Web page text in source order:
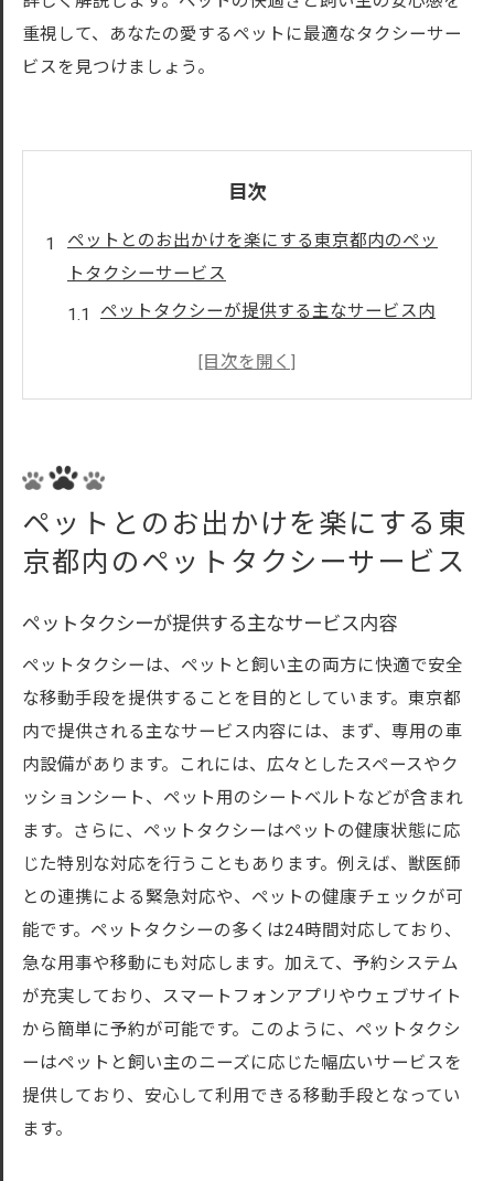
重視して、あなたの愛するペットに最適なタクシーサー
ビスを見つけましょう。
目次
ペットとのお出かけを楽にする東京都内のペッ
トタクシーサービス
ペットタクシーが提供する主なサービス内
ペットタクシーの運行エリアと対応エリア
ペットタクシー利用者の口コミと評価
東京都内でペットタクシーを選ぶ際のポイント
ペットタクシー選びの基準と重要なポイン
ト
サービス内容とペットのニーズに合わせた
選び方
安全性と快適性を重視したペットタクシー
の選び方
契約前に確認すべきペットタクシーの条件
ペットタクシー選びでよくある失敗とその
対策
ペットタクシーの利便性とは東京都内のサービ
ス比較
東京都内の主要ペットタクシーサービスの
ペットとのお出かけを楽にする東
京都内のペットタクシーサービス
ペットタクシーが提供する主なサービス内容
ペットタクシーは、ペットと飼い主の両方に快適で安全
な移動手段を提供することを目的としています。東京都
内で提供される主なサービス内容には、まず、専用の車
内設備があります。これには、広々としたスペースやク
ッションシート、ペット用のシートベルトなどが含まれ
ます。さらに、ペットタクシーはペットの健康状態に応
じた特別な対応を行うこともあります。例えば、獣医師
との連携による緊急対応や、ペットの健康チェックが可
能です。ペットタクシーの多くは24時間対応しており、
急な用事や移動にも対応します。加えて、予約システム
が充実しており、スマートフォンアプリやウェブサイト
から簡単に予約が可能です。このように、ペットタクシ
ーはペットと飼い主のニーズに応じた幅広いサービスを
提供しており、安心して利用できる移動手段となってい
ます。